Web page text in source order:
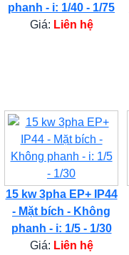
phanh - i: 1/40 - 1/75
Giá: Liên hệ
15 kw 3pha EP+ IP44
- Mặt bích - Không
phanh - i: 1/5 - 1/30
Giá: Liên hệ